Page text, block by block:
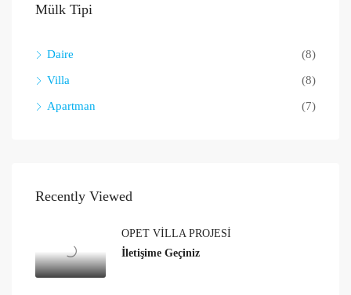
Mülk Tipi
Daire (8)
Villa (8)
Apartman (7)
Recently Viewed
OPET VİLLA PROJESİ
İletişime Geçiniz